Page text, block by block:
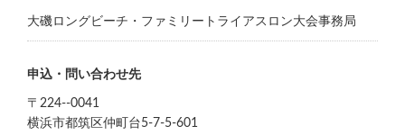
大磯ロングビーチ・ファミリートライアスロン大会事務局
申込・問い合わせ先
〒224--0041
横浜市都筑区仲町台5-7-5-601